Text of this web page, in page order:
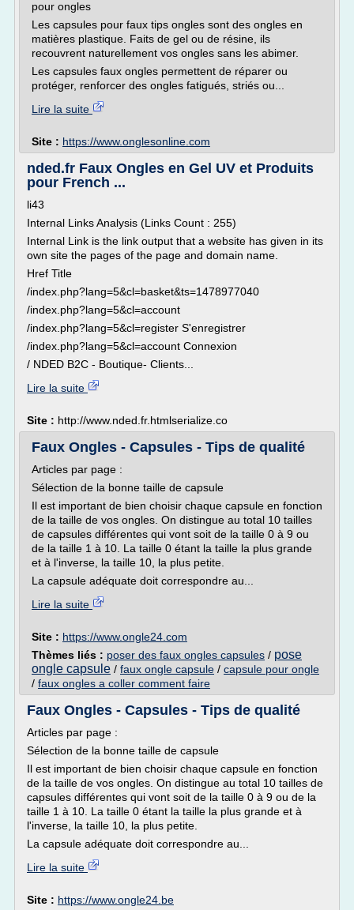
pour ongles
Les capsules pour faux tips ongles sont des ongles en
matières plastique. Faits de gel ou de résine, ils
recouvrent naturellement vos ongles sans les abimer.
Les capsules faux ongles permettent de réparer ou
protéger, renforcer des ongles fatigués, striés ou...
Lire la suite
Site : https://www.onglesonline.com
nded.fr Faux Ongles en Gel UV et Produits
pour French ...
li43
Internal Links Analysis (Links Count : 255)
Internal Link is the link output that a website has given in its
own site the pages of the page and domain name.
Href Title
/index.php?lang=5&cl=basket&ts=1478977040
/index.php?lang=5&cl=account
/index.php?lang=5&cl=register S'enregistrer
/index.php?lang=5&cl=account Connexion
/ NDED B2C - Boutique- Clients...
Lire la suite
Site : http://www.nded.fr.htmlserialize.co
Faux Ongles - Capsules - Tips de qualité
Articles par page :
Sélection de la bonne taille de capsule
Il est important de bien choisir chaque capsule en fonction
de la taille de vos ongles. On distingue au total 10 tailles
de capsules différentes qui vont soit de la taille 0 à 9 ou
de la taille 1 à 10. La taille 0 étant la taille la plus grande
et à l'inverse, la taille 10, la plus petite.
La capsule adéquate doit correspondre au...
Lire la suite
Site : https://www.ongle24.com
Thèmes liés : poser des faux ongles capsules / pose
ongle capsule / faux ongle capsule / capsule pour ongle
/ faux ongles a coller comment faire
Faux Ongles - Capsules - Tips de qualité
Articles par page :
Sélection de la bonne taille de capsule
Il est important de bien choisir chaque capsule en fonction
de la taille de vos ongles. On distingue au total 10 tailles de
capsules différentes qui vont soit de la taille 0 à 9 ou de la
taille 1 à 10. La taille 0 étant la taille la plus grande et à
l'inverse, la taille 10, la plus petite.
La capsule adéquate doit correspondre au...
Lire la suite
Site : https://www.ongle24.be